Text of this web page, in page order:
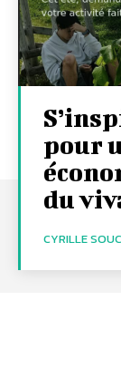
pour
du
CYRILLE